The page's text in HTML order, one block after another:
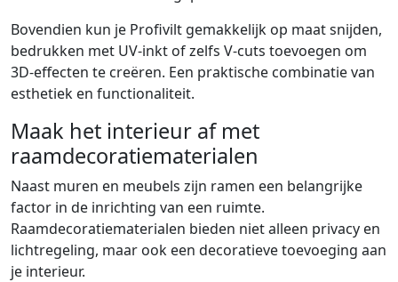
Bovendien kun je Profivilt gemakkelijk op maat snijden,
bedrukken met UV-inkt of zelfs V-cuts toevoegen om
3D-effecten te creëren. Een praktische combinatie van
esthetiek en functionaliteit.
Maak het interieur af met
raamdecoratiematerialen
Naast muren en meubels zijn ramen een belangrijke
factor in de inrichting van een ruimte.
Raamdecoratiematerialen bieden niet alleen privacy en
lichtregeling, maar ook een decoratieve toevoeging aan
je interieur.